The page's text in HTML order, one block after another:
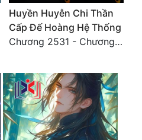
Huyền Huyễn Chi Thần
Cấp Đế Hoàng Hệ Thống
Chương 2531 - Chương cuối